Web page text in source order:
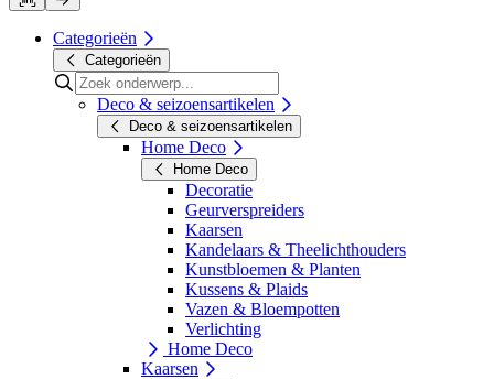
Categorieën
Categorieën
Deco & seizoensartikelen
Deco & seizoensartikelen
Home Deco
Home Deco
Decoratie
Geurverspreiders
Kaarsen
Kandelaars & Theelichthouders
Kunstbloemen & Planten
Kussens & Plaids
Vazen & Bloempotten
Verlichting
Home Deco
Kaarsen